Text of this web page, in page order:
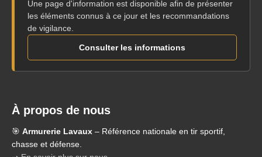
Une page d'information est disponible afin de présenter
les éléments connus à ce jour et les recommandations
de vigilance.
Consulter les informations
À propos de nous
🎯 Armurerie Lavaux – Référence nationale en tir sportif,
chasse et défense.